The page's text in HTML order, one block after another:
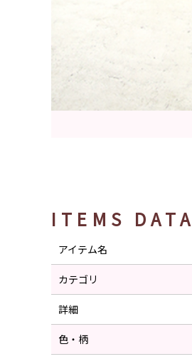
ITEMS DATA
アイテム名
カテゴリ
詳細
色・柄